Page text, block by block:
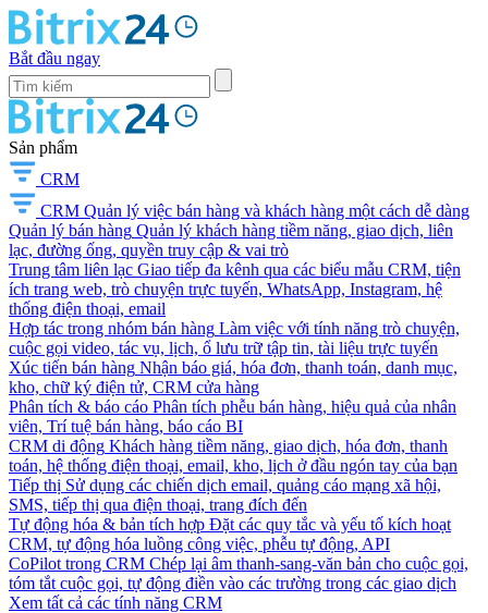
Bắt đầu ngay
Sản phẩm
CRM
CRM Quản lý việc bán hàng và khách hàng một cách dễ dàng
Quản lý bán hàng Quản lý khách hàng tiềm năng, giao dịch, liên
lạc, đường ống, quyền truy cập & vai trò
Trung tâm liên lạc Giao tiếp đa kênh qua các biểu mẫu CRM, tiện
ích trang web, trò chuyện trực tuyến, WhatsApp, Instagram, hệ
thống điện thoại, email
Hợp tác trong nhóm bán hàng Làm việc với tính năng trò chuyện,
cuộc gọi video, tác vụ, lịch, ổ lưu trữ tập tin, tài liệu trực tuyến
Xúc tiến bán hàng Nhận báo giá, hóa đơn, thanh toán, danh mục,
kho, chữ ký điện tử, CRM cửa hàng
Phân tích & báo cáo Phân tích phễu bán hàng, hiệu quả của nhân
viên, Trí tuệ bán hàng, báo cáo BI
CRM di động Khách hàng tiềm năng, giao dịch, hóa đơn, thanh
toán, hệ thống điện thoại, email, kho, lịch ở đầu ngón tay của bạn
Tiếp thị Sử dụng các chiến dịch email, quảng cáo mạng xã hội,
SMS, tiếp thị qua điện thoại, trang đích đến
Tự động hóa & bản tích hợp Đặt các quy tắc và yếu tố kích hoạt
CRM, tự động hóa luồng công việc, phễu tự động, API
CoPilot trong CRM Chép lại âm thanh-sang-văn bản cho cuộc gọi,
tóm tắt cuộc gọi, tự động điền vào các trường trong các giao dịch
Xem tất cả các tính năng CRM